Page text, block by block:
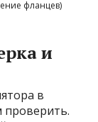
фланцев)
и
в
проверить.